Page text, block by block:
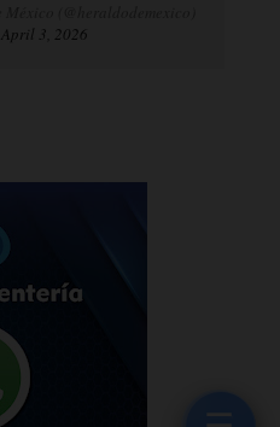
April 3, 2026